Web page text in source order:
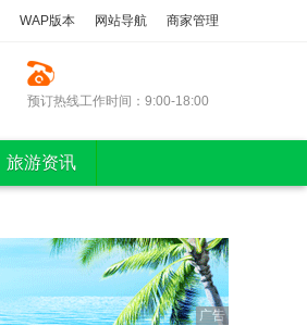
WAP版本 网站导航 商家管理
预订热线工作时间：9:00-18:00
旅游资讯
广告